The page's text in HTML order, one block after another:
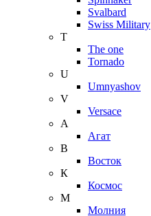
Svalbard
Swiss Military
T
The one
Tornado
U
Umnyashov
V
Versace
А
Агат
В
Восток
К
Космос
М
Молния